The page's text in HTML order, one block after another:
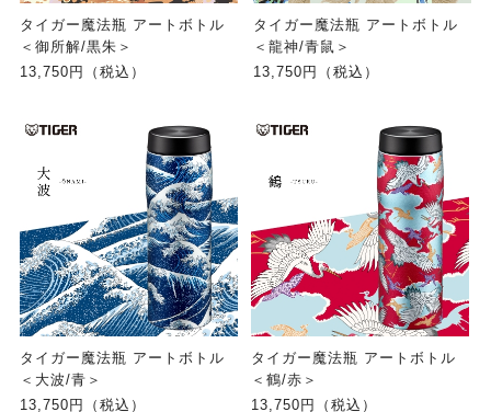
タイガー魔法瓶 アートボトル
＜御所解/黒朱＞
13,750円（税込）
タイガー魔法瓶 アートボトル
＜龍神/青鼠＞
13,750円（税込）
タイガー魔法瓶 アートボトル
＜大波/青＞
13,750円（税込）
タイガー魔法瓶 アートボトル
＜鶴/赤＞
13,750円（税込）